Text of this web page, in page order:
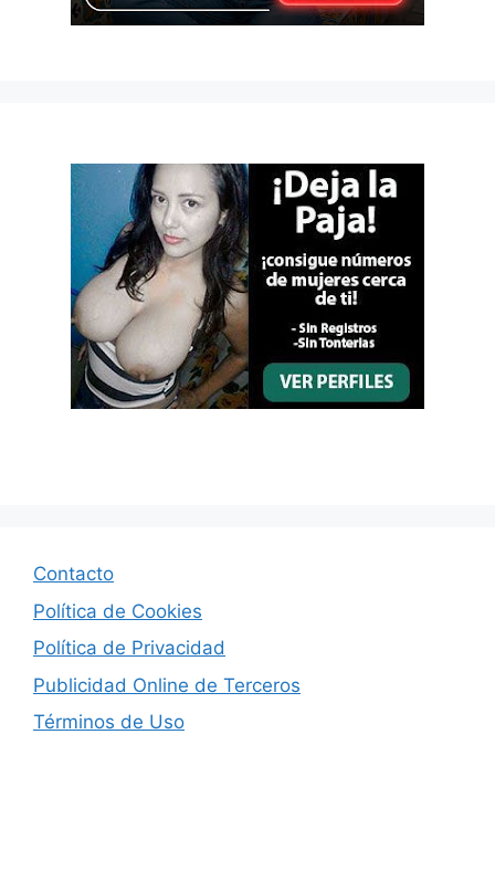
Contacto
Política de Cookies
Política de Privacidad
Publicidad Online de Terceros
Términos de Uso